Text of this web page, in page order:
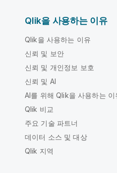
Qlik을 사용하는 이유
Qlik을 사용하는 이유
신뢰 및 보안
신뢰 및 개인정보 보호
신뢰 및 AI
AI를 위해 Qlik을 사용하는 이
Qlik 비교
주요 기술 파트너
데이터 소스 및 대상
Qlik 지역